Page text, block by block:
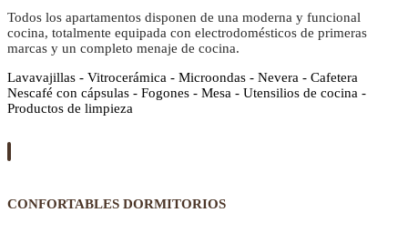
Todos los apartamentos disponen de una moderna y funcional
cocina, totalmente equipada con electrodomésticos de primeras
marcas y un completo menaje de cocina.
Lavavajillas - Vitrocerámica - Microondas - Nevera - Cafetera
Nescafé con cápsulas - Fogones - Mesa - Utensilios de cocina -
Productos de limpieza
CONFORTABLES DORMITORIOS